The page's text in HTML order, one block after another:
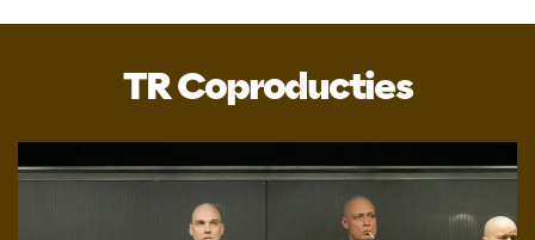
TR Coproducties